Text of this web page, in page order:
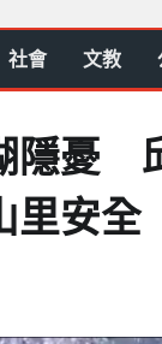
社會 文教
隱憂
里安全